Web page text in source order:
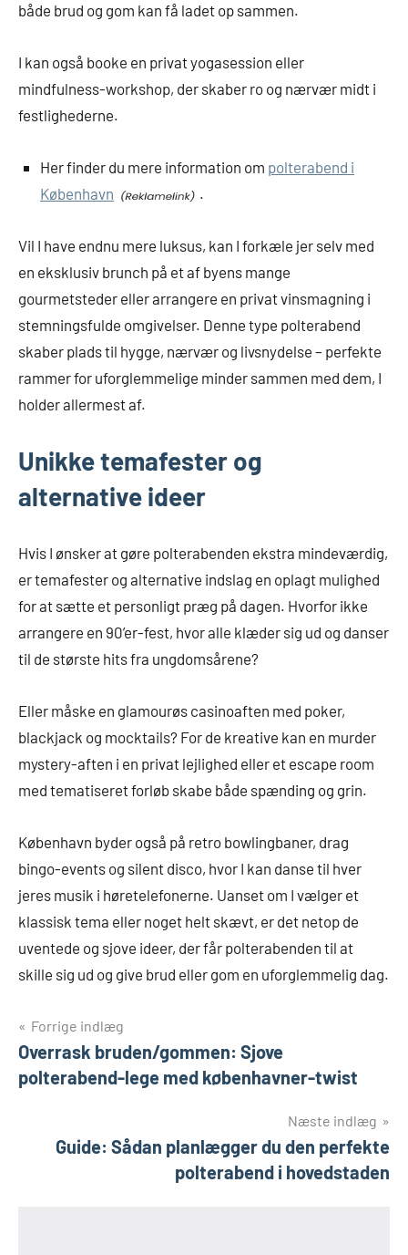
både brud og gom kan få ladet op sammen.
I kan også booke en privat yogasession eller
mindfulness-workshop, der skaber ro og nærvær midt i
festlighederne.
Her finder du mere information om polterabend i
København
.
Vil I have endnu mere luksus, kan I forkæle jer selv med
en eksklusiv brunch på et af byens mange
gourmetsteder eller arrangere en privat vinsmagning i
stemningsfulde omgivelser. Denne type polterabend
skaber plads til hygge, nærvær og livsnydelse – perfekte
rammer for uforglemmelige minder sammen med dem, I
holder allermest af.
Unikke temafester og
alternative ideer
Hvis I ønsker at gøre polterabenden ekstra mindeværdig,
er temafester og alternative indslag en oplagt mulighed
for at sætte et personligt præg på dagen. Hvorfor ikke
arrangere en 90’er-fest, hvor alle klæder sig ud og danser
til de største hits fra ungdomsårene?
Eller måske en glamourøs casinoaften med poker,
blackjack og mocktails? For de kreative kan en murder
mystery-aften i en privat lejlighed eller et escape room
med tematiseret forløb skabe både spænding og grin.
København byder også på retro bowlingbaner, drag
bingo-events og silent disco, hvor I kan danse til hver
jeres musik i høretelefonerne. Uanset om I vælger et
klassisk tema eller noget helt skævt, er det netop de
uventede og sjove ideer, der får polterabenden til at
skille sig ud og give brud eller gom en uforglemmelig dag.
Indlægsnavigation
Forrige indlæg
Overrask bruden/gommen: Sjove
polterabend-lege med københavner-twist
Næste indlæg
Guide: Sådan planlægger du den perfekte
polterabend i hovedstaden